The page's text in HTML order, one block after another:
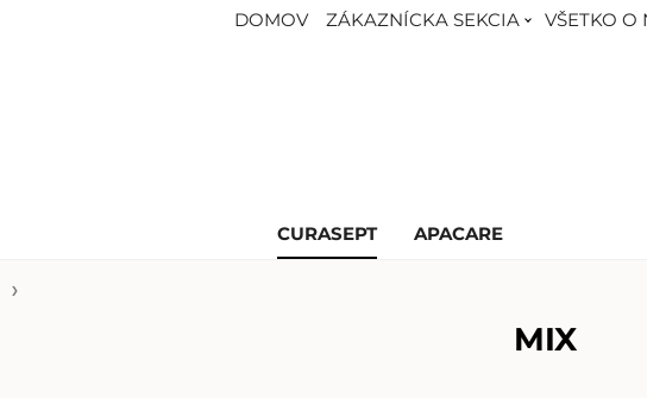
DOMOV ZÁKAZNÍCKA SEKCIA VŠETKO O
CURASEPT APACARE
MIX